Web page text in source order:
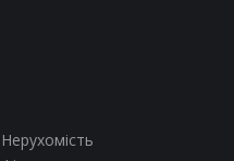
Нерухомість